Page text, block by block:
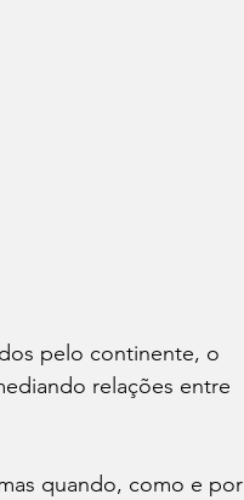
pelo continente, o
relações entre
quando, como e por